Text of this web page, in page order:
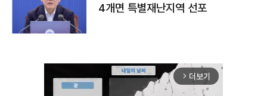
4개면 특별재난지역 선포
arrow_forward_ios 더보기